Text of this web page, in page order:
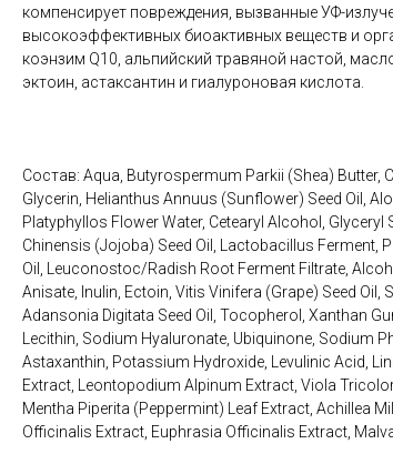
компенсирует повреждения, вызванные УФ-
высокоэффективных биоактивных веществ и
коэнзим Q10, альпийский травяной настой,
эктоин, астаксантин и гиалуроновая кислота.
Состав: Aqua, Butyrospermum Parkii (Shea) Butter,
Glycerin, Helianthus Annuus (Sunflower) Seed Oil,
Platyphyllos Flower Water, Cetearyl Alcohol, Glyceryl
Chinensis (Jojoba) Seed Oil, Lactobacillus Ferment,
Oil, Leuconostoc/Radish Root Ferment Filtrate,
Anisate, Inulin, Ectoin, Vitis Vinifera (Grape) Seed Oil,
Adansonia Digitata Seed Oil, Tocopherol, Xanthan
Lecithin, Sodium Hyaluronate, Ubiquinone, Sodium
Astaxanthin, Potassium Hydroxide, Levulinic Acid,
Extract, Leontopodium Alpinum Extract, Viola
Mentha Piperita (Peppermint) Leaf Extract, Achillea
Officinalis Extract, Euphrasia Officinalis Extract,